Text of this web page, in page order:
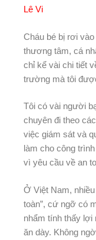
Lê Vi
Cháu bé bị rơi
thương tâm, cá
chỉ kể vài chi tiết
trường mà tôi
Tôi có vài người
chuyên đi theo
việc giám sát và
làm cho công
vì yêu cầu về an
Ở Việt Nam,
toàn”, cứ ngỡ có
nhẩm tính thấy lợi
ăn dày. Không